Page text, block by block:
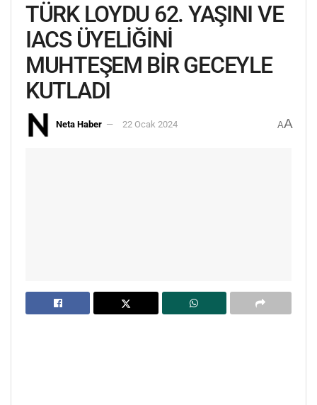
TÜRK LOYDU 62. YAŞINI VE
IACS ÜYELİĞİNİ
MUHTEŞEM BİR GECEYLE
KUTLADI
Neta Haber 22 Ocak 2024 AA